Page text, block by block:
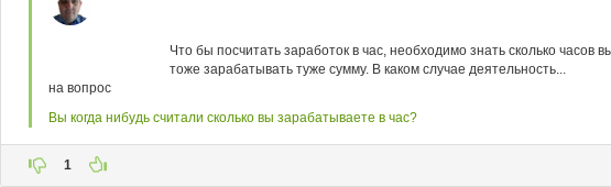
Что бы посчитать заработок в час, необходимо знать сколько
тоже зарабатывать туже сумму. В каком случае деятельность...
на вопрос
Вы когда нибудь считали сколько вы зарабатываете в час?
1